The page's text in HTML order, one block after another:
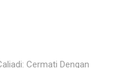
Cermati Dengan